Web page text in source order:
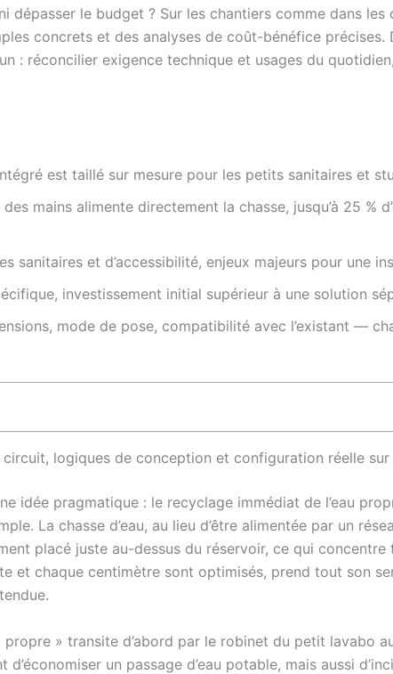
le budget ? Sur les chantiers comme dans
concrets et des analyses de coût-bénéfice précises.
: réconcilier exigence technique et usages du
est taillé sur mesure pour les petits sanitaires et
mains alimente directement la chasse, jusqu’à 25 %
sanitaires et d’accessibilité, enjeux majeurs pour une
investissement initial supérieur à une solution
mode de pose, compatibilité avec l’existant —
logiques de conception et configuration réelle
idée pragmatique : le recyclage immédiat de l’eau
La chasse d’eau, au lieu d’être alimentée par un
placé juste au-dessus du réservoir, ce qui
et chaque centimètre sont optimisés, prend tout son
propre » transite d’abord par le robinet du petit lavabo
un passage d’eau potable, mais aussi